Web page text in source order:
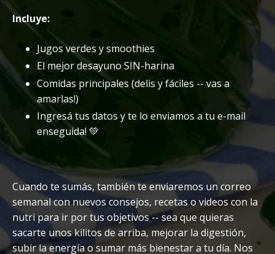
Incluye:
Jugos verdes y smoothies
El mejor desayuno SIN-harina
Comidas principales (delis y fáciles -- vas a
amarlas!)
Ingresá tus datos y te lo enviamos a tu e-mail
enseguida! 💚
Cuando te sumás, también te enviaremos un correo
semanal con nuevos consejos, recetas o videos con la
nutri para ir por tus objetivos -- sea que quieras
sacarte unos kilitos de arriba, mejorar la digestión,
subir la energía o sumar más bienestar a tu día. Nos